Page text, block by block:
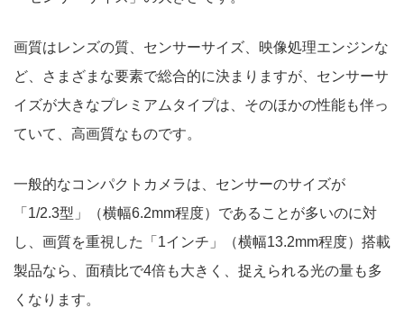
画質はレンズの質、センサーサイズ、映像処理エンジンな
ど、さまざまな要素で総合的に決まりますが、センサーサ
イズが大きなプレミアムタイプは、そのほかの性能も伴っ
ていて、高画質なものです。
一般的なコンパクトカメラは、センサーのサイズが
「1/2.3型」（横幅6.2mm程度）であることが多いのに対
し、画質を重視した「1インチ」（横幅13.2mm程度）搭載
製品なら、面積比で4倍も大きく、捉えられる光の量も多
くなります。